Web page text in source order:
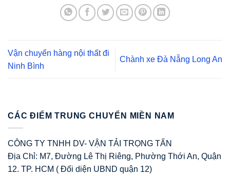
Vận chuyển hàng nội thất đi
Ninh Bình
Chành xe Đà Nẵng Long An
CÁC ĐIỂM TRUNG CHUYỂN MIỀN NAM
CÔNG TY TNHH DV- VẬN TẢI TRỌNG TẤN
Địa Chỉ: M7, Đường Lê Thị Riêng, Phường Thới An, Quận
12. TP. HCM ( Đối diện UBND quận 12)